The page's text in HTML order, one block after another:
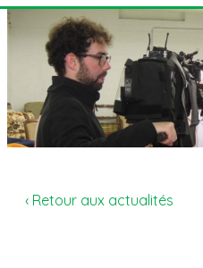
‹ Retour aux actualités